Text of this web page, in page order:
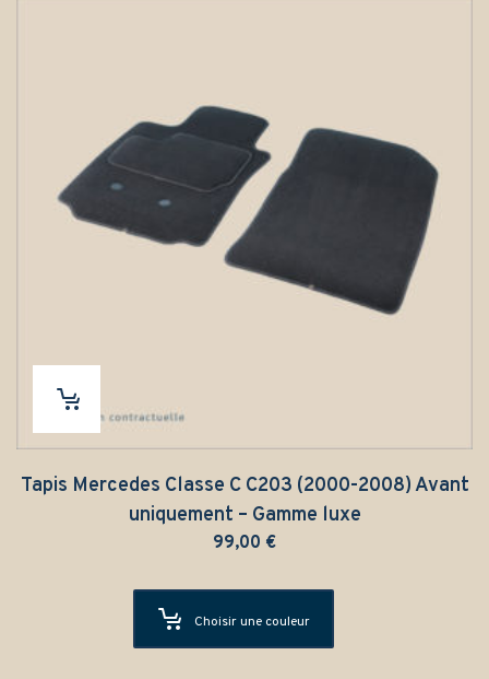
Tapis Mercedes Classe C C203 (2000-2008) Avant
uniquement – Gamme luxe
99,00 €
Choisir une couleur